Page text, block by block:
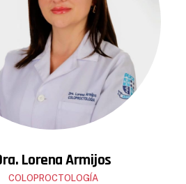
Lorena Armijos
COLOPROCTOLOGÍA